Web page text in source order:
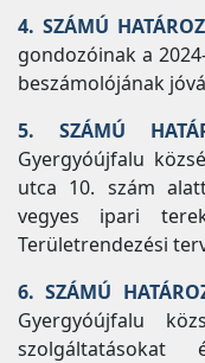
4. SZÁMÚ
gondozóinak a
beszámolójának
5. SZÁMÚ
Gyergyóújfalu
utca 10. szám
vegyes ipari
Területrendezési
6. SZÁMÚ
Gyergyóújfalu